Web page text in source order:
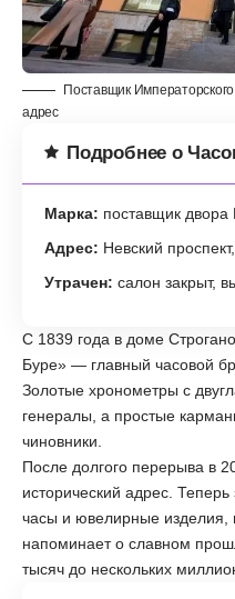
Поставщик
адрес
Подробнее о
Марка: поставщик двора
Адрес: Невский
Утрачен: салон закрыт,
С 1839 года в доме
Буре» — главный часовой
Золотые хронометры с
генералы, а простые
чиновники.
После долгого перерыва в
исторический адрес.
часы и ювелирные изделия,
напоминает о славном
тысяч до нескольких